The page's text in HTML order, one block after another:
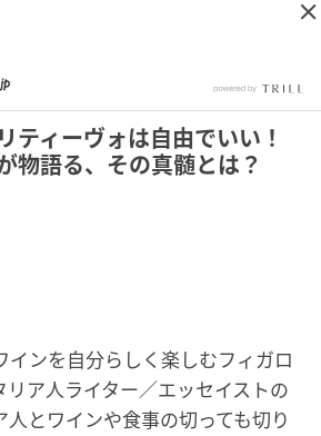
ティーヴォは自由でいい！
物語る、その真髄とは？
インを自分らしく楽しむフィガロ
リア人ライター／エッセイストの
人とワインや食事の切っても切り